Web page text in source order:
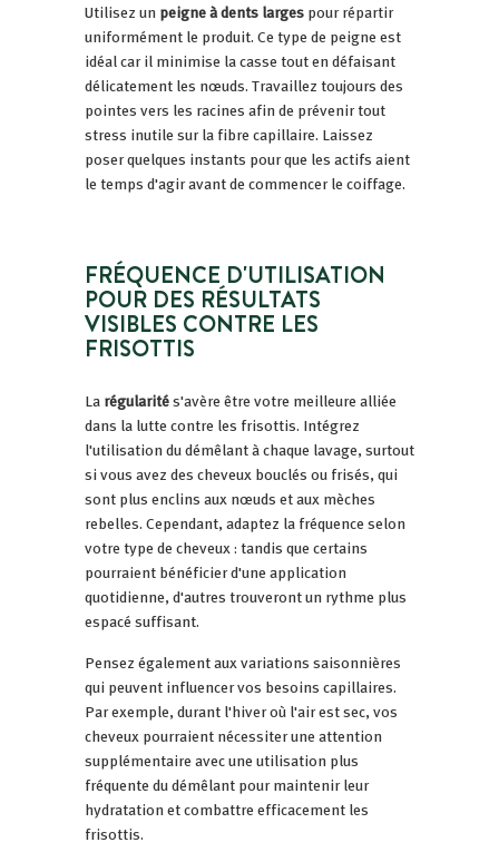
Utilisez unpeigne à dents largespour répartir
uniformément le produit. Ce type de peigne est
idéal car il minimise la casse tout en défaisant
délicatement les nœuds. Travaillez toujours des
pointes vers les racines afin de prévenir tout
stress inutile sur la fibre capillaire. Laissez
poser quelques instants pour que les actifs aient
le temps d'agir avant de commencer le coiffage.
FRÉQUENCE D'UTILISATION
POUR DES RÉSULTATS
VISIBLES CONTRE LES
FRISOTTIS
Larégularités'avère être votre meilleure alliée
dans la lutte contre les frisottis. Intégrez
l'utilisation du démêlant à chaque lavage, surtout
si vous avez des cheveux bouclés ou frisés, qui
sont plus enclins aux nœuds et aux mèches
rebelles. Cependant, adaptez la fréquence selon
votre type de cheveux : tandis que certains
pourraient bénéficier d'une application
quotidienne, d'autres trouveront un rythme plus
espacé suffisant.
Pensez également aux variations saisonnières
qui peuvent influencer vos besoins capillaires.
Par exemple, durant l'hiver où l'air est sec, vos
cheveux pourraient nécessiter une attention
supplémentaire avec une utilisation plus
fréquente du démêlant pour maintenir leur
hydratation et combattre efficacement les
frisottis.